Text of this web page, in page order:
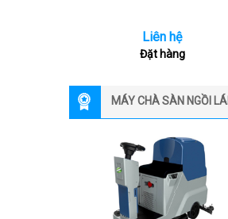
Liên hệ
Đặt hàng
MÁY CHÀ SÀN NGỒI LÁI